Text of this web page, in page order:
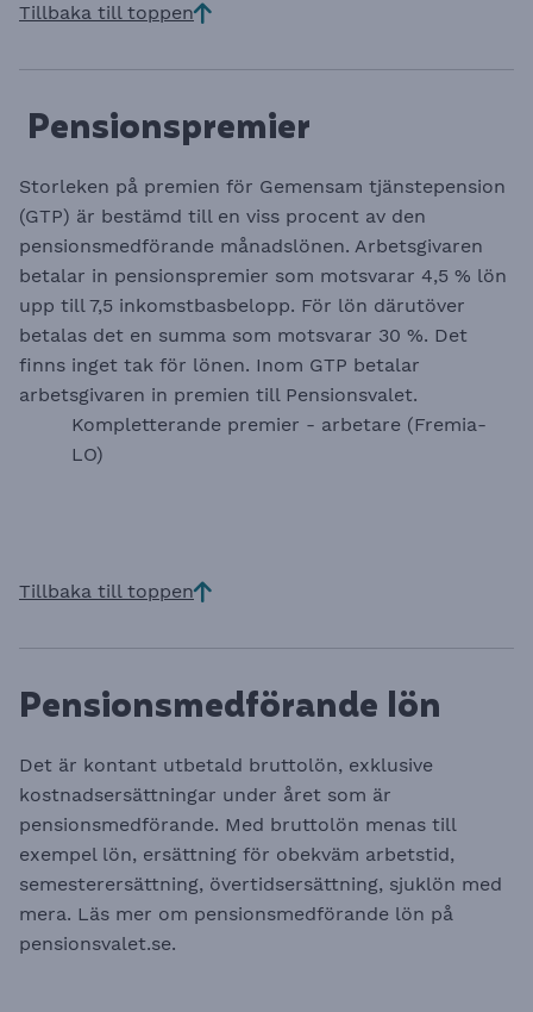
Tillbaka till toppen
Pensionspremier
Storleken på premien för Gemensam tjänstepension
(GTP) är bestämd till en viss procent av den
pensionsmedförande månadslönen. Arbetsgivaren
betalar in pensionspremier som motsvarar 4,5 % lön
upp till 7,5 inkomstbasbelopp. För lön därutöver
betalas det en summa som motsvarar 30 %. Det
finns inget tak för lönen. Inom GTP betalar
arbetsgivaren in premien till Pensionsvalet.
Kompletterande premier - arbetare (Fremia-
LO)
Tillbaka till toppen
Pensionsmedförande lön
Det är kontant utbetald bruttolön, exklusive
kostnadsersättningar under året som är
pensionsmedförande. Med bruttolön menas till
exempel lön, ersättning för obekväm arbetstid,
semesterersättning, övertidsersättning, sjuklön med
mera. Läs mer om pensionsmedförande lön på
pensionsvalet.se.